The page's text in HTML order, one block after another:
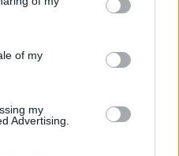
of my
my
Advertising.
„Buvau